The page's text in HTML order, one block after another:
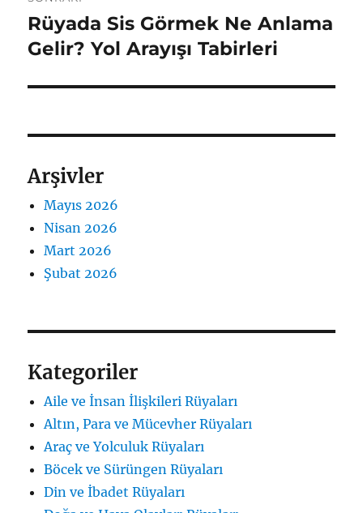
Sonraki
yazı:
Rüyada Sis Görmek Ne Anlama
Gelir? Yol Arayışı Tabirleri
Arşivler
Mayıs 2026
Nisan 2026
Mart 2026
Şubat 2026
Kategoriler
Aile ve İnsan İlişkileri Rüyaları
Altın, Para ve Mücevher Rüyaları
Araç ve Yolculuk Rüyaları
Böcek ve Sürüngen Rüyaları
Din ve İbadet Rüyaları